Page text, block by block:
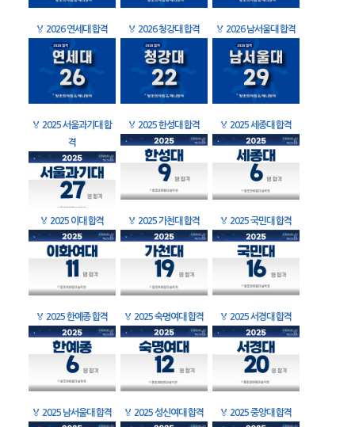
🏅 2026 연세대 합격 🏅 2026 청강대 합격 🏅 2026 남서울대 합격
🏅 2025 서울과기대 합
격
🏅 2025 한성대 합격 🏅 2025 세종대 합격
🏅 2025 이대 합격 🏅 2025 가천대 합격 🏅 2025 국민대 합격
🏅 2025 한예종 합격 🏅 2025 숙명여대 합격 🏅 2025 서경대 합격
🏅 2025 남서울대 합격 🏅 2025 성신여대 합격 🏅 2025 중앙대 합격